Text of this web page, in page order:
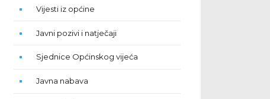
Vijesti iz općine
Javni pozivi i natječaji
Sjednice Općinskog vijeća
Javna nabava